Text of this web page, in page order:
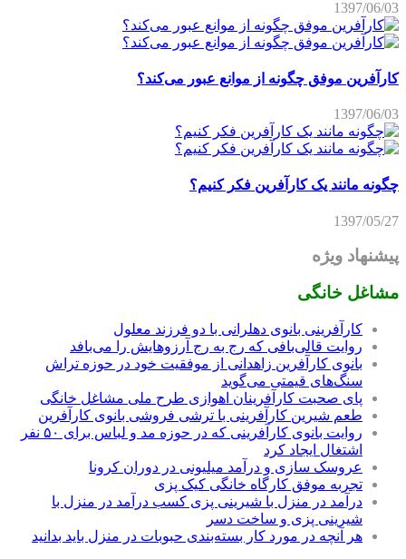
1397/06/03
کارآفرین موفق چگونه از موانع عبور می‌کند؟
1397/06/03
چگونه مانند یک کارآفرین فکر کنیم؟
1397/05/27
پیشنهاد ویژه
مشاغل خانگی
کارآفرینی بانوی دهلرانی با دو فرزند معلول
روایت قالی‌بافی که رج به رج آرزوهایش را می‌بافد
بانوی کارآفرین زاهدانی از موفقیت خود در حوزه تراش
سنگ‌های قیمتی می‌گوید
پای صحبت کارآفرینان اهوازی طرح ملی مشاغل خانگی
طعم شیرین کارآفرینی با ترشی فروشی بانوی کارآفرین
روایت بانوی کارآفرینی که در حوزه مد و لباس برای ۵۰ نفر
اشتغال ایجاد کرد
عروسک سازی و درآمد میلیونی در دوران کرونا
تجربه موفق کارگاه خانگی کیک پزی
درآمد در منزل با شیرینی پزی کسب درآمد در منزل با
شیرینی پزی و ساخت دسر
هر آنچه در مورد کار بسته‌بندی حبوبات در منزل باید بدانید